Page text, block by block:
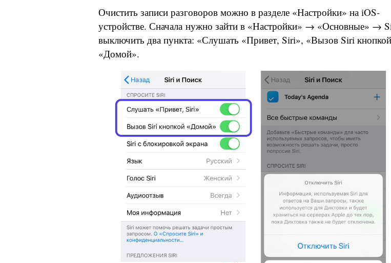
Очистить записи разговоров можно в разделе «Настройки» на iOS-
устройстве. Сначала нужно зайти в «Настройки» → «Основные» →
выключить два пункта: «Слушать «Привет, Siri», «Вызов Siri кнопкой
«Домой».